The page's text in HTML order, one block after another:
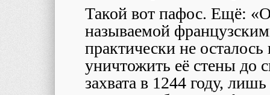
Такой вот пафос. Ещё:
называемой
практически не
уничтожить её стены до
захвата в 1244 году,